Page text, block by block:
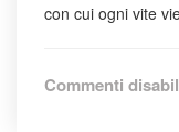
con cui ogni vite
Commenti